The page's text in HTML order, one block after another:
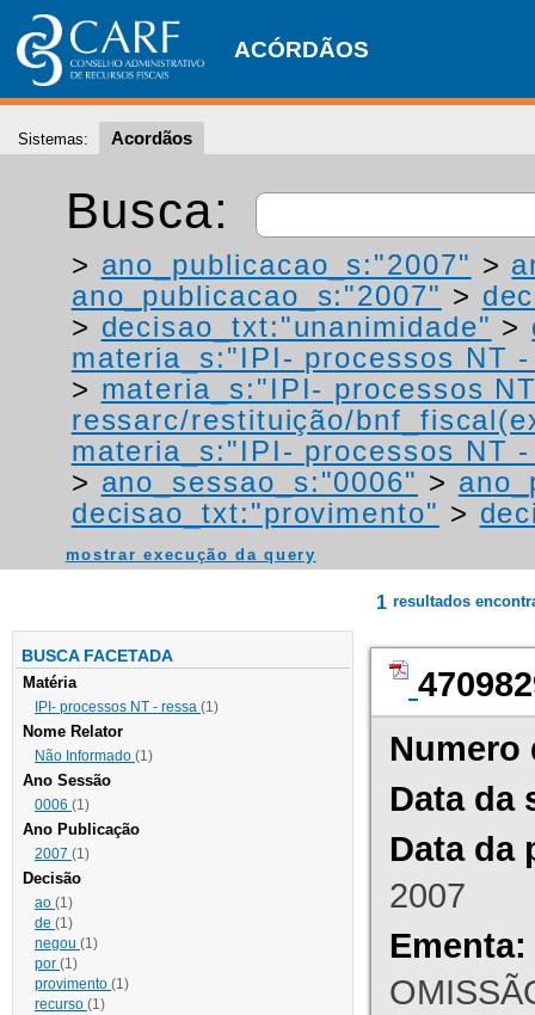
ACÓRDÃOS
Sistemas: Acordãos
Busca:
> ano_publicacao_s:"2007" >
ano_publicacao_s:"2007" >
> decisao_txt:"unanimidade" >
materia_s:"IPI- processos NT
> materia_s:"IPI- processos
ressarc/restituição/
materia_s:"IPI- processos NT
> ano_sessao_s:"0006" >
decisao_txt:"provimento" >
mostrar execução da query
BUSCA FACETADA
Matéria
IPI- processos NT - ressa (1)
Nome Relator
Não Informado (1)
Ano Sessão
0006 (1)
Ano Publicação
2007 (1)
Decisão
ao (1)
de (1)
negou (1)
por (1)
provimento (1)
recurso (1)
1 resultados
Numero
Data da
Data da
2007
Ementa: